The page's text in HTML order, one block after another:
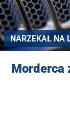
NARZEKAŁ NA
Morderca